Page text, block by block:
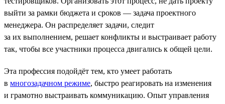
выйти за рамки бюджета и сроков — задача проектного
менеджера. Он распределяет задачи, следит
за их выполнением, решает конфликты и выстраивает работу
так, чтобы все участники процесса двигались к общей цели.
Эта профессия подойдёт тем, кто умеет работать
в многозадачном режиме, быстро реагировать на изменения
и грамотно выстраивать коммуникацию. Опыт управления